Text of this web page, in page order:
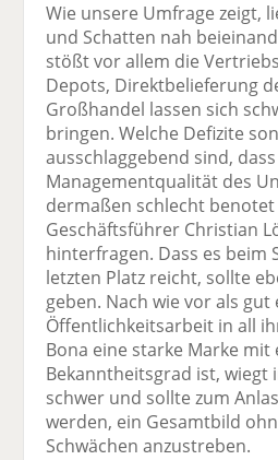
Wie unsere Umfrage zeigt,
und Schatten nah
stößt vor allem die
Depots, Direktbelieferung
Großhandel lassen sich
bringen. Welche Defizite
ausschlaggebend sind,
Managementqualität des
dermaßen schlecht
Geschäftsführer Christian
hinterfragen. Dass es beim
letzten Platz reicht, sollte
geben. Nach wie vor als
Öffentlichkeitsarbeit in all
Bona eine starke Marke
Bekanntheitsgrad ist, wiegt
schwer und sollte zum
werden, ein Gesamtbild
Schwächen anzustreben.